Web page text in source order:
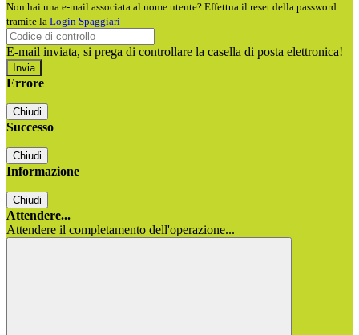
Non hai una e-mail associata al nome utente? Effettua il reset della password
tramite la Login Spaggiari
E-mail inviata, si prega di controllare la casella di posta elettronica!
Errore
Chiudi
Successo
Chiudi
Informazione
Chiudi
Attendere...
Attendere il completamento dell'operazione...